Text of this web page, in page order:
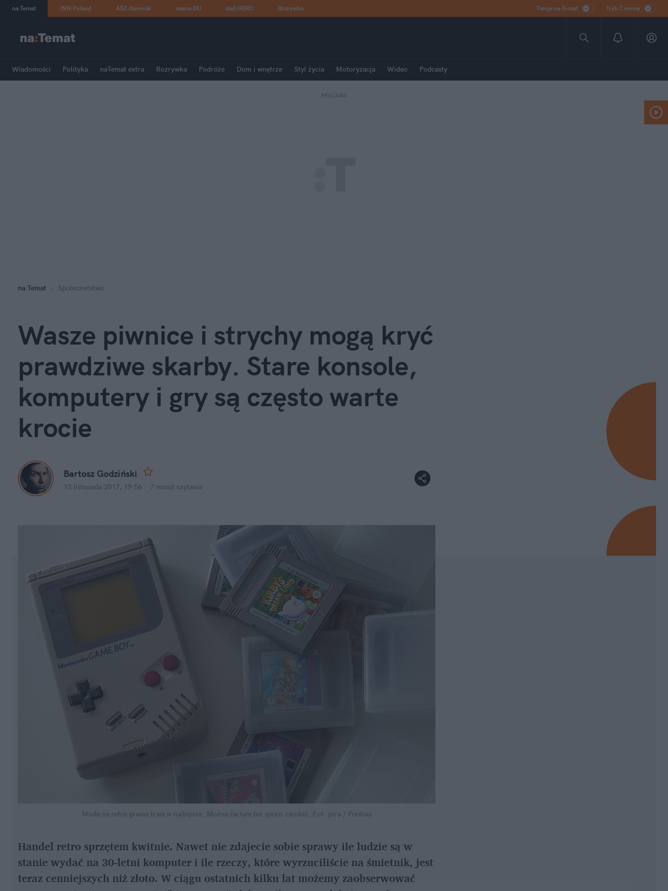
na:Temat INN:Poland ASZ:dziennik mama:DU dad:HERO Rozrywka Twoje na:Temat Tryb Ciemny
Wiadomości Polityka naTemat extra Rozrywka Podróże Dom i wnętrze Styl życia Motoryzacja Wideo Podcasty
REKLAMA
na:Temat Społeczeństwo
Wasze piwnice i strychy mogą kryć
prawdziwe skarby. Stare konsole,
komputery i gry są często warte
krocie
Bartosz Godziński
13 listopada 2017, 19:56 7 minut czytania
Moda na retro granie trwa w najlepsze. Można na tym też sporo zarobić. Fot. ptra / Pixabay
Handel retro sprzętem kwitnie. Nawet nie zdajecie sobie sprawy ile ludzie są w
stanie wydać na 30-letni komputer i ile rzeczy, które wyrzuciliście na śmietnik, jest
teraz cenniejszych niż złoto. W ciągu ostatnich kilku lat możemy zaobserwować